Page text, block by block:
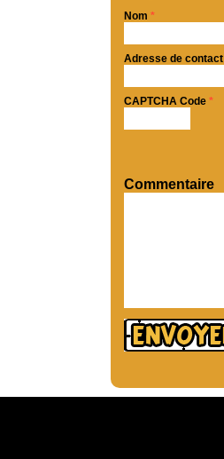
Nom *
Adresse de contact
CAPTCHA Code *
Commentaire